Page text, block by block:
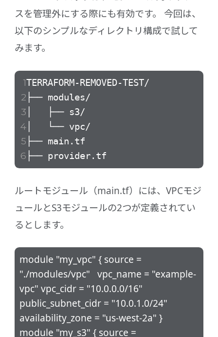
スを管理外にする際にも有効です。 今回は、
以下のシンプルなディレクトリ構成で試して
みます。
TERRAFORM-REMOVED-TEST/
├── modules/
│ ├── s3/
│ └── vpc/
├── main.tf
├── provider.tf
ルートモジュール（main.tf）には、VPCモジ
ュールとS3モジュールの2つが定義されてい
るとします。
module "my_vpc" { source =
"./modules/vpc" vpc_name = "example-
vpc" vpc_cidr = "10.0.0.0/16"
public_subnet_cidr = "10.0.1.0/24"
availability_zone = "us-west-2a" }
module "my_s3" { source =